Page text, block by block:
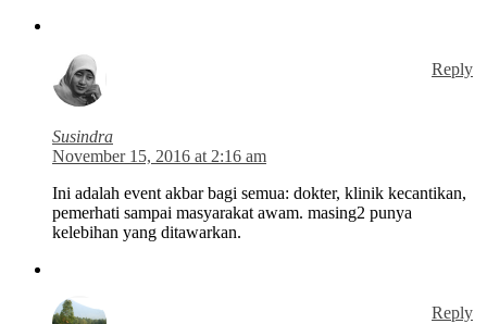
Reply
Susindra
November 15, 2016 at 2:16 am
Ini adalah event akbar bagi semua: dokter, klinik kecantikan,
pemerhati sampai masyarakat awam. masing2 punya
kelebihan yang ditawarkan.
Reply